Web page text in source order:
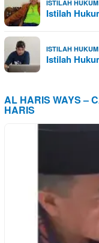
ISTILAH HUKUM
Istilah
ISTILAH HUKUM
Istilah
AL HARIS WAYS –
HARIS